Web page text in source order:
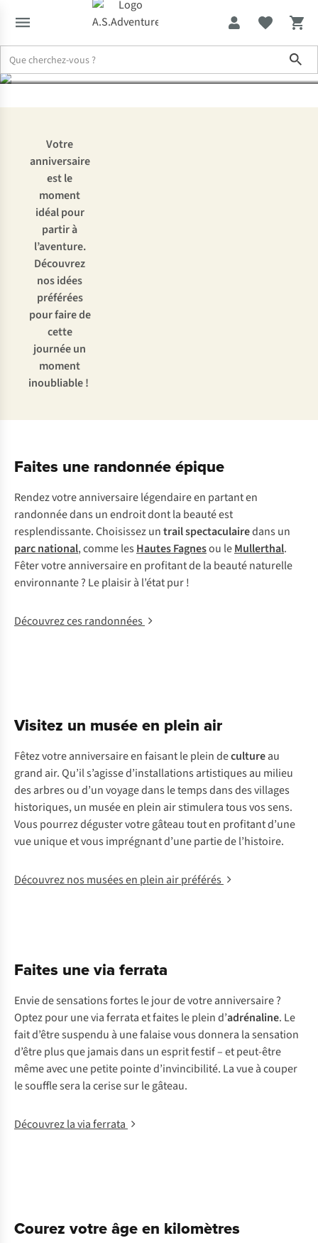
anniversaires
Votre
anniversaire
est le
moment
idéal pour
partir à
l’aventure.
Découvrez
nos idées
préférées
pour faire de
cette
journée un
moment
inoubliable !
Faites une randonnée épique
Rendez votre anniversaire légendaire en partant en
randonnée dans un endroit dont la beauté est
resplendissante. Choisissez untrail spectaculairedans un
parc national, comme les Hautes Fagnesou leMullerthal.
Fêter votre anniversaire en profitant de la beauté naturelle
environnante ? Le plaisir à l’état pur !
Découvrez ces randonnées
Visitez un musée en plein air
Fêtez votre anniversaire en faisant le plein decultureau
grand air. Qu’il s’agisse d’installations artistiques au milieu
des arbres ou d’un voyage dans le temps dans des villages
historiques, un musée en plein air stimulera tous vos sens.
Vous pourrez déguster votre gâteau tout en profitant d’une
vue unique et vous imprégnant d’une partie de l’histoire.
Découvrez nos musées en plein air préférés
Faites une via ferrata
Envie de sensations fortes le jour de votre anniversaire ?
Optez pour une via ferrata et faites le plein d’adrénaline. Le
fait d’être suspendu à une falaise vous donnera la sensation
d’être plus que jamais dans un esprit festif – et peut-être
même avec une petite pointe d’invincibilité. La vue à couper
le souffle sera la cerise sur le gâteau.
Découvrez la via ferrata
Courez votre âge en kilomètres